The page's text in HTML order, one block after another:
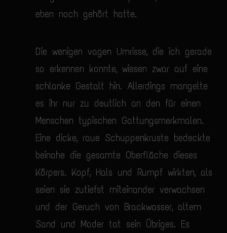
eben noch gehört hatte.
Die wenigen vagen Umrisse, die ich gerade
so erkennen konnte, wiesen zwar auf eine
schlanke Gestalt hin. Allerdings mangelte
es ihr nur zu deutlich an den für einen
Menschen typischen Gattungsmerkmalen.
Eine dicke, raue Schuppenkruste bedeckte
beinahe die gesamte Oberfläche dieses
Körpers. Kopf, Hals und Rumpf wirkten, als
seien sie zutiefst miteinander verwachsen
und der Geruch von Brackwasser, altem
Sand und Moder tat sein Übriges. Es